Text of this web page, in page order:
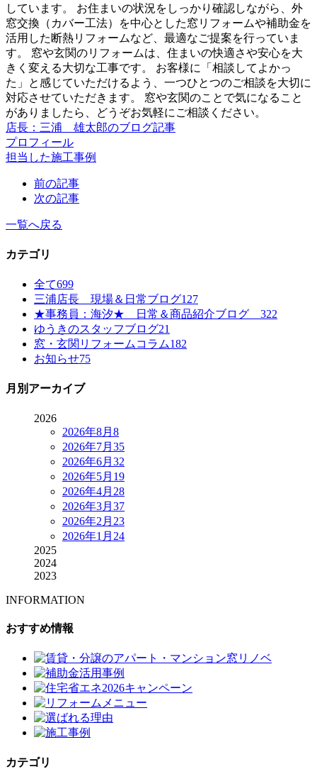
しています。 お住まいの状況をしっかり確認しながら、外
窓交換（カバー工法）を中心とした窓リフォームや補助金を
活用した断熱リフォームなど、最適なご提案を行っていま
す。 窓や玄関のリフォームは、住まいの快適さや安心を大
きく変える大切な工事です。 お客様に「相談してよかっ
た」と感じていただけるよう、一つひとつのご相談を大切に
対応させていただきます。 窓や玄関のことで気になること
がありましたら、どうぞお気軽にご相談ください。
店長：三浦 雄太郎のブログ記事
プロフィール
担当した施工事例
前の記事
次の記事
一覧へ戻る
カテゴリ
全て699
三浦店長 現場＆日常ブログ127
★事務員：海汐★ 日常＆商品紹介ブログ 322
ゆうきのスタッフブログ21
窓・玄関リフォームコラム182
お知らせ75
月別アーカイブ
2026
2026年8月 8
2026年7月 35
2026年6月 32
2026年5月 19
2026年4月 28
2026年3月 37
2026年2月 23
2026年1月 24
2025
2024
2023
INFORMATION
おすすめ情報
カテゴリ